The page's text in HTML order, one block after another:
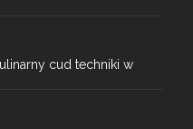
cud techniki w